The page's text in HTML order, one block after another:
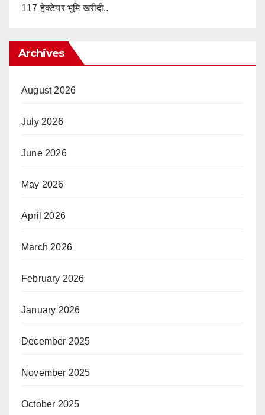
117 हेक्टेयर भूमि खरीदी..
Archives
August 2026
July 2026
June 2026
May 2026
April 2026
March 2026
February 2026
January 2026
December 2025
November 2025
October 2025